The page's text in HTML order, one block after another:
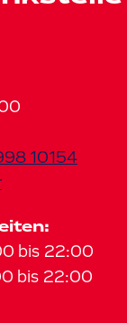
10154
bis 22:00
bis 22:00